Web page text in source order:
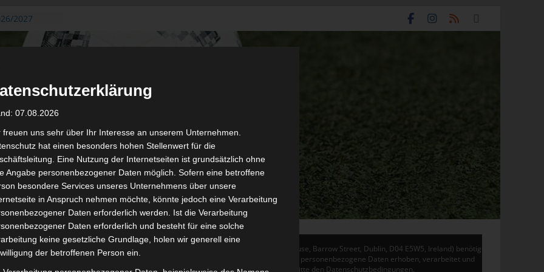
2027
August
aus der
der ersten 15
2027 –
20.
AS Soliman
zu
Für die Nutzung von Google Adsense (Google Ireland Limited, Gordon House, Barrow Street, Dublin, D04 E5W5, Ireland) benötigen
wir laut DSGVO Ihre Zustimmung. Es werden seitens Google Adsense personenbezogene Daten erhoben, verarbeitet und
gespeichert. Welche Daten genau entnehmen Sie bitte den Datenschutzbedingungen.
07.08.2026
freuen uns sehr über Ihr Interesse an unserem Unternehmen.
hat einen besonders hohen Stellenwert für die
Eine Nutzung der Internetseiten ist grundsätzlich ohne
Angabe personenbezogener Daten möglich. Sofern eine betroffene
besondere Services unseres Unternehmens über unsere
in Anspruch nehmen möchte, könnte jedoch eine Verarbeitung
Daten erforderlich werden. Ist die Verarbeitung
Daten erforderlich und besteht für eine solche
keine gesetzliche Grundlage, holen wir generell eine
der betroffenen Person ein.